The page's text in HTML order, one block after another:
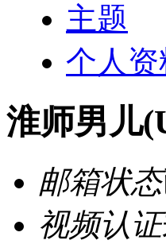
主题
个人资
淮师男儿
邮箱状态
视频认证